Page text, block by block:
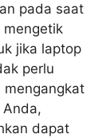
pada saat
jika laptop
perlu
mengangkat
dapat